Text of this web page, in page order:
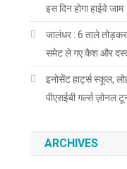
इस दिन होगा हाईवे जाम
जालंधर : 6 ताले
समेट ले गए कैश और
इनोसेंट हार्ट्स स्कूल,
पीएसईबी गर्ल्स ज़ोनल
ARCHIVES